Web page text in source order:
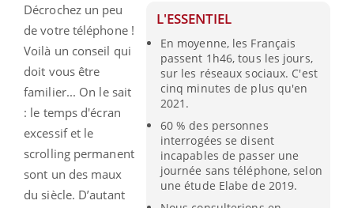
L'ESSENTIEL
En moyenne, les Français
passent 1h46, tous les jours,
sur les réseaux sociaux. C'est
cinq minutes de plus qu'en
2021.
60 % des personnes
interrogées se disent
incapables de passer une
journée sans téléphone, selon
une étude Elabe de 2019.
Décrochez un peu
de votre téléphone !
Voilà un conseil qui
doit vous être
familier... On le sait
: le temps d'écran
excessif et le
scrolling permanent
sont un des maux
du siècle. D’autant